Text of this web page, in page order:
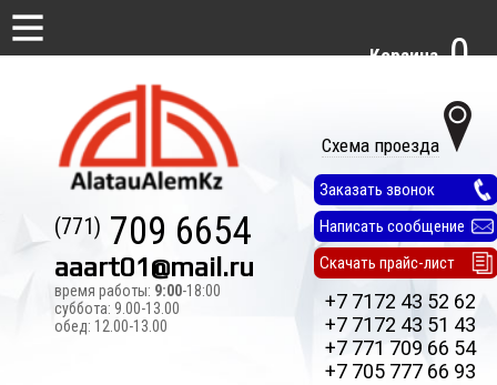
Схема проезда
(771) 709 6654
aaart01@mail.ru
время работы: 9:00-18:00
суббота: 9.00-13.00
обед: 12.00-13.00
Заказать звонок
Написать сообщение
Скачать прайс-лист
+7 7172 43 52 62
+7 7172 43 51 43
+7 771 709 66 54
+7 705 777 66 93
Корзина 0